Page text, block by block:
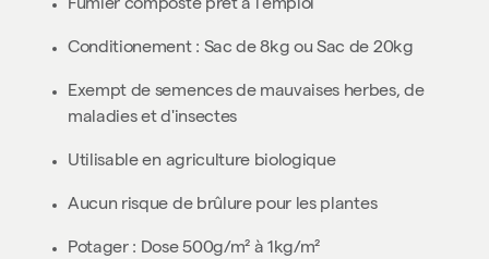
Fumier composté prêt à l'emploi
Conditionement : Sac de 8kg ou Sac de 20kg
Exempt de semences de mauvaises herbes, de
maladies et d'insectes
Utilisable en agriculture biologique
Aucun risque de brûlure pour les plantes
Potager : Dose 500g/m² à 1kg/m²